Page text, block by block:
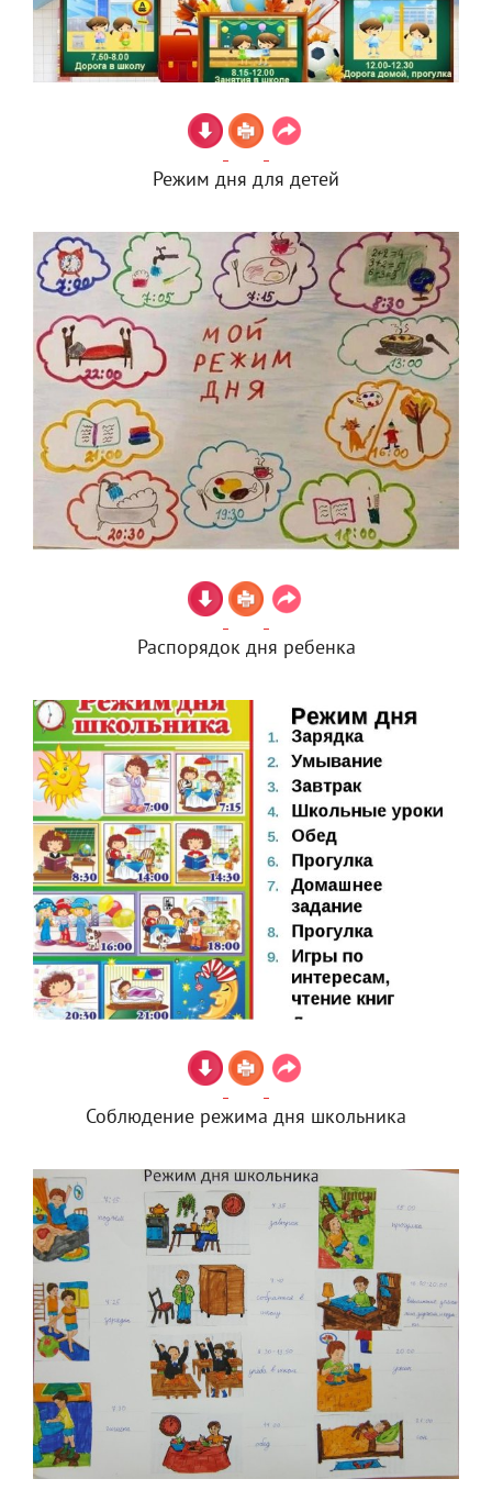
Режим дня для детей
Распорядок дня ребенка
Соблюдение режима дня школьника